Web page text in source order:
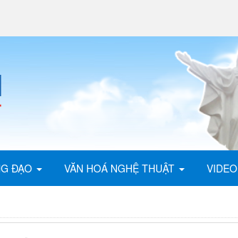
ĐẠO VĂN HOÁ NGHỆ THUẬT